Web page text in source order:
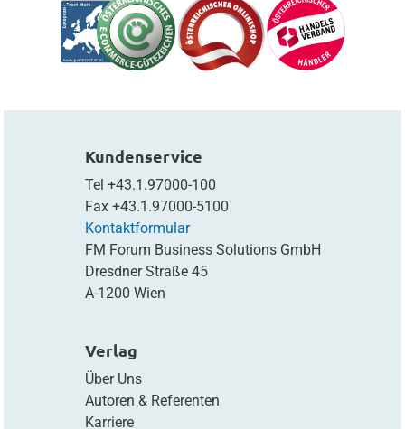
Kundenservice
Tel +43.1.97000-100
Fax +43.1.97000-5100
Kontaktformular
FM Forum Business Solutions GmbH
Dresdner Straße 45
A-1200 Wien
Verlag
Über Uns
Autoren & Referenten
Karriere